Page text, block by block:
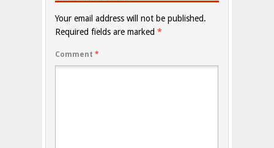
Your email address will not be published.
Required fields are marked *
Comment *